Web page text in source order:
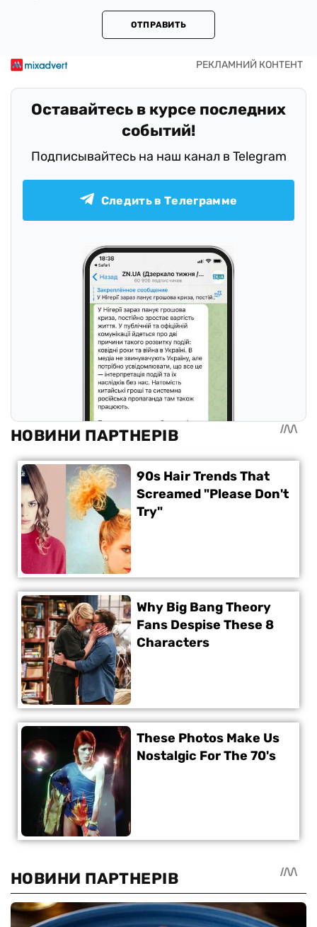
ОТПРАВИТЬ
Оставайтесь в курсе последних
событий!
Подписывайтесь на наш канал в Telegram
Следить в Телеграмме